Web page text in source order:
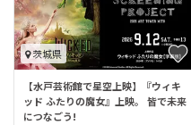
茨城県
【水戸芸術館で星空上映】『ウィキ
ッド ふたりの魔女』上映。 皆で未来
につなごう!